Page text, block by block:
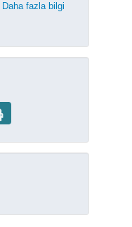
Daha fazla bilgi